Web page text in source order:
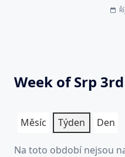
Week of Srp 3rd
Měsíc Týden Den
Na toto období nejsou